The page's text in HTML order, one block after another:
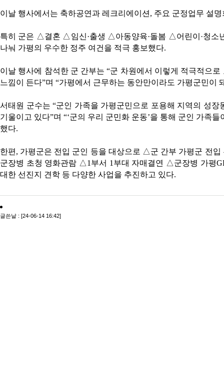
이날 행사에서는 축하공연과 레크리에이션, 주요 군정업무 설
특히 군은 △결혼 △임신·출생 △아동양육·돌봄 △어린이·청소
나눠 가평의 우수한 정주 여건을 적극 홍보했다.
이날 행사에 참석한 군 간부는 “군 차원에서 이렇게 적극적으
느낌이 든다”며 “가평에서 근무하는 동안만이라도 가평군민
서태원 군수는 “군인 가족을 가평군민으로 포용해 지역의 성
기울이고 있다”며 “‘군의 우리 군민화 운동’을 통해 군인 가족
했다.
한편, 가평군은 전입 군인 등을 대상으로 △군 간부 가평군 전
군장병 초청 영화관람 △1부서 1부대 자매결연 △군장병 가평
대한 선진지 견학 등 다양한 사업을 추진하고 있다.
글쓴날 : [24-06-14 16:42]